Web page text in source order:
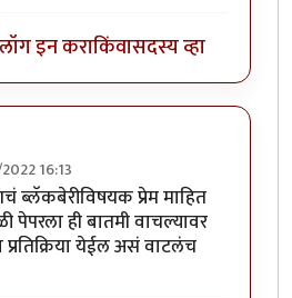
लॉग इन कराकिंवासदस्य व्हा
16:13
ब्लॅकबेरीविषयक प्रेम माहित
ही बातमी वाचल्यावर
येईल असं वाटलंच